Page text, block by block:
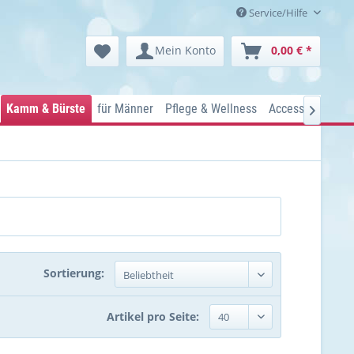
Service/Hilfe
Mein Konto 0,00 € *
Kamm & Bürste für Männer Pflege & Wellness Accessoires

Sortierung:
Artikel pro Seite: